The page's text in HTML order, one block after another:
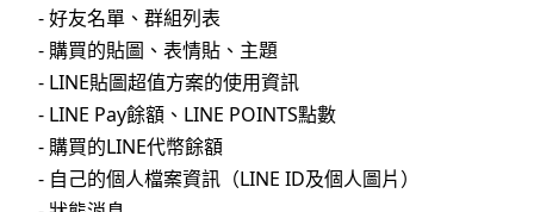
- 好友名單、群組列表
- 購買的貼圖、表情貼、主題
- LINE貼圖超值方案的使用資訊
- LINE Pay餘額、LINE POINTS點數
- 購買的LINE代幣餘額
- 自己的個人檔案資訊（LINE ID及個人圖片）